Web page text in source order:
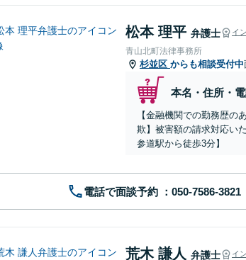
松本 理平 弁護士 イ
青山北町法律事務所
杉並区 からも相談受付中
本名・住所・
【金融機関での勤務歴
欺】被害額の請求対応い
参道駅から徒歩3分】
電話で面談予約
荒木 謙人 弁護士 イ